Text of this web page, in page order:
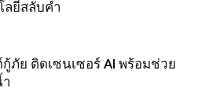
ลยีสลับคำ
ภัย ติดเซนเซอร์ AI พร้อมช่วย